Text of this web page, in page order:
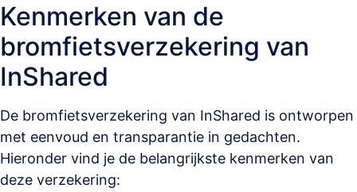
Kenmerken van de
bromfietsverzekering van
InShared
De bromfietsverzekering van InShared is ontworpen
met eenvoud en transparantie in gedachten.
Hieronder vind je de belangrijkste kenmerken van
deze verzekering: